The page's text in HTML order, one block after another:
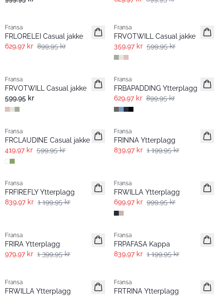
Fransa
FRLORELEI Casual jakke
629,97 kr 899,95 kr
Fransa
FRVOTWILL Casual jakke
359,97 kr 599,95 kr
Fransa
FRVOTWILL Casual jakke
599,95 kr
-30%
Fransa
FRBAPADDING Ytterplagg
629,97 kr 899,95 kr
-30%
Fransa
FRCLAUDINE Casual jakke
419,97 kr 599,95 kr
-30%
Fransa
FRINNA Ytterplagg
839,97 kr 1 199,95 kr
-30%
Fransa
FRFIREFLY Ytterplagg
839,97 kr 1 199,95 kr
Fransa
FRWILLA Ytterplagg
699,97 kr 999,95 kr
Fransa
FRIRA Ytterplagg
979,97 kr 1 399,95 kr
-30%
Fransa
FRPAFASA Kappa
839,97 kr 1 199,95 kr
Fransa
FRWILLA Ytterplagg
Fransa
FRTRINA Ytterplagg